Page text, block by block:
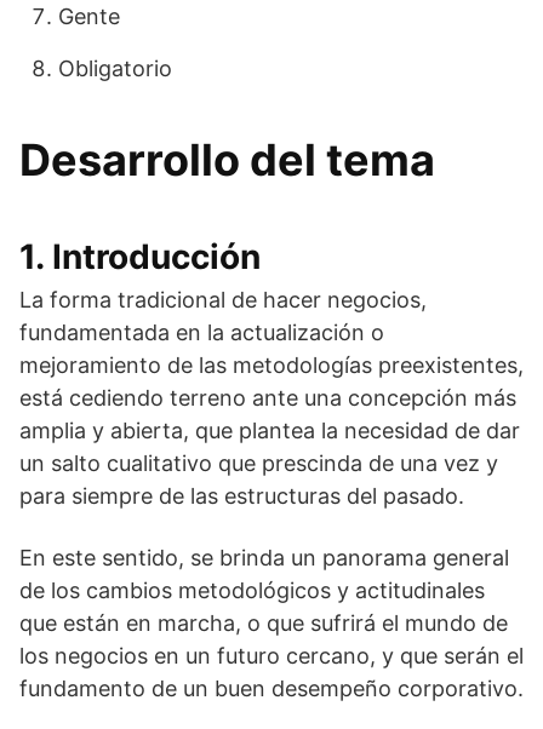
Gente
Obligatorio
Desarrollo del tema
1. Introducción
La forma tradicional de hacer negocios,
fundamentada en la actualización o
mejoramiento de las metodologías preexistentes,
está cediendo terreno ante una concepción más
amplia y abierta, que plantea la necesidad de dar
un salto cualitativo que prescinda de una vez y
para siempre de las estructuras del pasado.
En este sentido, se brinda un panorama general
de los cambios metodológicos y actitudinales
que están en marcha, o que sufrirá el mundo de
los negocios en un futuro cercano, y que serán el
fundamento de un buen desempeño corporativo.